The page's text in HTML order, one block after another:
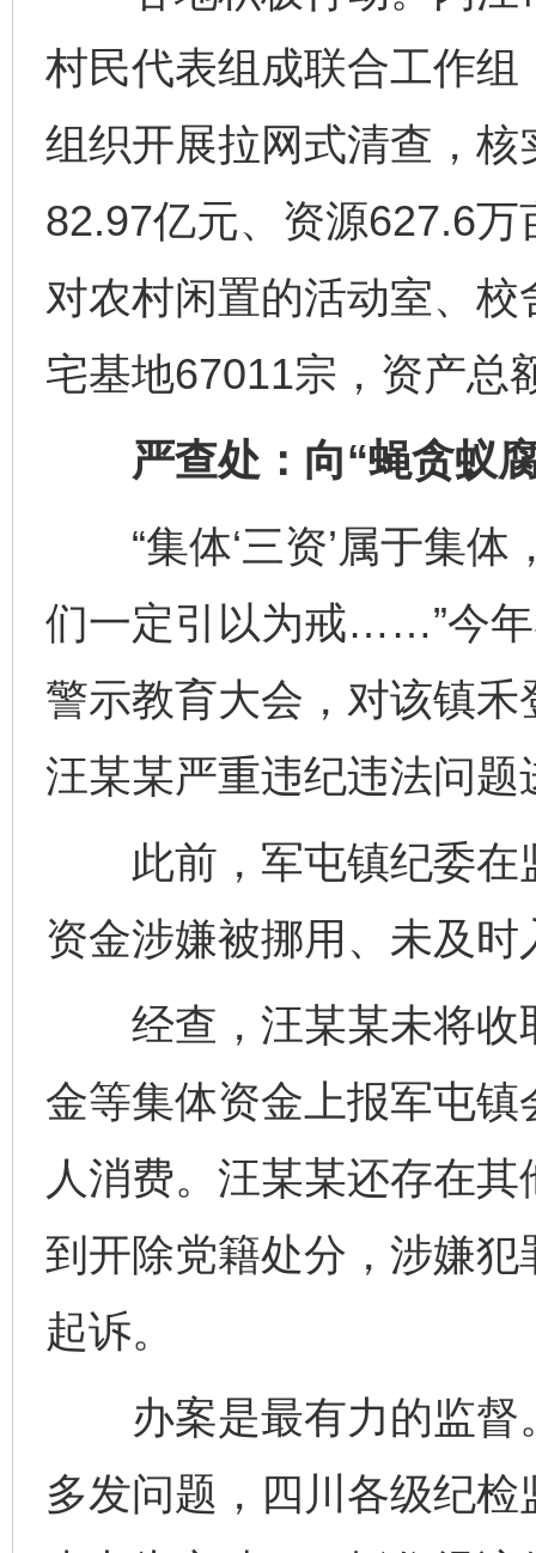
村民代表组成联合工作
组织开展拉网式清查，
82.97亿元、资源627.6
对农村闲置的活动室、
宅基地67011宗，资产总
严查处：向“蝇贪蚁
“集体‘三资’属于集体
们一定引以为戒……”今
警示教育大会，对该镇
汪某某严重违纪违法问题
此前，军屯镇纪委在
资金涉嫌被挪用、未及时
经查，汪某某未将收
金等集体资金上报军屯
人消费。汪某某还存在
到开除党籍处分，涉嫌
起诉。
办案是最有力的监督
多发问题，四川各级纪